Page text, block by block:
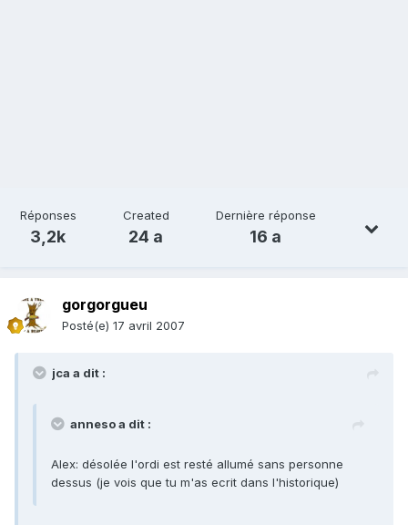
Réponses
3,2k
Created
24 a
Dernière réponse
16 a
gorgorgueu
Posté(e) 17 avril 2007
jca a dit :
anneso a dit :
Alex: désolée l'ordi est resté allumé sans personne
dessus (je vois que tu m'as ecrit dans l'historique)